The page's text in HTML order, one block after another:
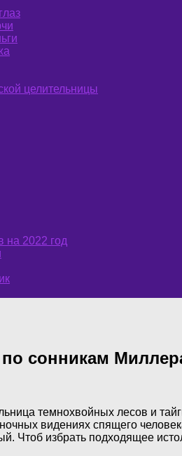
целительницы
на 2022 год
сонникам
темнохвойных лесов и
видениях спящего
Чтоб избрать подходящее